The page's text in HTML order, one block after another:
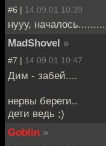
#6 | 14.09.01 10:39
нууу,
MadShovel »
#7 | 14.09.01 10:47
Дим - забей....
нервы береги..
дети ведь ;)
Goblin »